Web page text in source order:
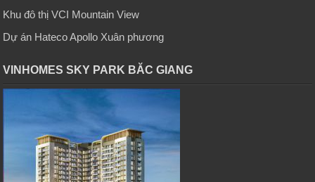
Khu đô thị VCI Mountain View
Dự án Hateco Apollo Xuân phương
VINHOMES SKY PARK BĂC GIANG